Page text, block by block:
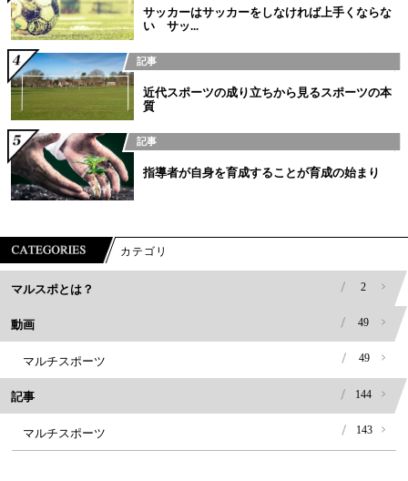
サッカーはサッカーをしなければ上手くならな
い サッ...
記事
近代スポーツの成り立ちから見るスポーツの本
質
記事
指導者が自身を育成することが育成の始まり
カテゴリ
マルスポとは？ 2
動画 49
マルチスポーツ 49
記事 144
マルチスポーツ 143